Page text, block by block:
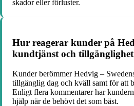
skador eller förluster.
Hur reagerar kunder på
kundtjänst och
Kunder berömmer Hedvig –
tillgänglig dag och kväll samt för att
Enligt flera kommentarer har
hjälp när de behövt det som bäst.